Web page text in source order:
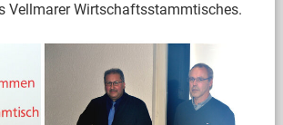
Vellmarer Wirtschaftsstammtisches.